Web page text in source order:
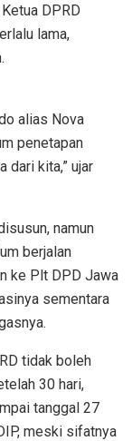
DPRD
lama,
alias Nova
penetapan
dari kita,” ujar
namun
berjalan
ke Plt DPD Jawa
sementara
tidak boleh
30 hari,
tanggal 27
meski sifatnya